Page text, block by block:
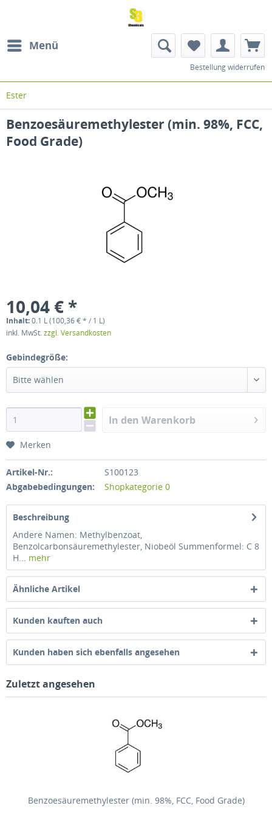
Menü
Bestellung widerrufen
Ester
Benzoesäuremethylester (min. 98%, FCC,
Food Grade)
10,04 € *
Inhalt:0.1 L (100,36 € * / 1 L)
inkl. MwSt.zzgl. Versandkosten
Gebindegröße:
Bitte wählen
In den Warenkorb
Merken
Artikel-Nr.:
S100123
Abgabebedingungen:
Shopkategorie 0
Beschreibung
Andere Namen: Methylbenzoat,
Benzolcarbonsäuremethylester, Niobeöl Summenformel: C 8
H... mehr
Ähnliche Artikel
Kunden kauften auch
Kunden haben sich ebenfalls angesehen
Zuletzt angesehen
Benzoesäuremethylester (min. 98%, FCC, Food Grade)